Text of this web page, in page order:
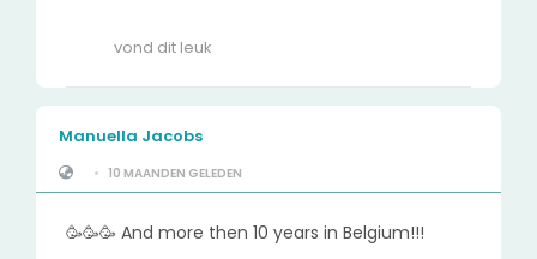
vond dit leuk
Manuella Jacobs
• 10 MAANDEN GELEDEN
🥳🥳🥳 And more then 10 years in Belgium!!!